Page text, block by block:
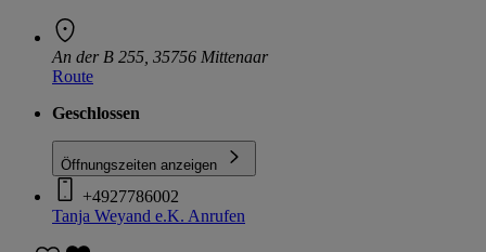
An der B 255, 35756 Mittenaar
Route
Geschlossen
Öffnungszeiten anzeigen
+4927786002
Tanja Weyand e.K. Anrufen